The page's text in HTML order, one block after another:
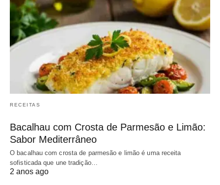
RECEITAS
Bacalhau com Crosta de Parmesão e Limão:
Sabor Mediterrâneo
O bacalhau com crosta de parmesão e limão é uma receita
sofisticada que une tradição…
2 anos ago